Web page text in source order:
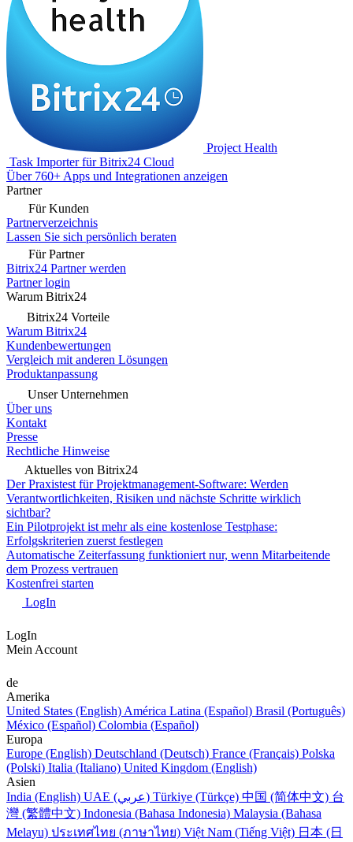
Project Health
Task Importer für Bitrix24 Cloud
Über 760+ Apps und Integrationen anzeigen
Partner
Für Kunden
Partnerverzeichnis
Lassen Sie sich persönlich beraten
Für Partner
Bitrix24 Partner werden
Partner login
Warum Bitrix24
Bitrix24 Vorteile
Warum Bitrix24
Kundenbewertungen
Vergleich mit anderen Lösungen
Produktanpassung
Unser Unternehmen
Über uns
Kontakt
Presse
Rechtliche Hinweise
Aktuelles von Bitrix24
Der Praxistest für Projektmanagement-Software: Werden
Verantwortlichkeiten, Risiken und nächste Schritte wirklich
sichtbar?
Ein Pilotprojekt ist mehr als eine kostenlose Testphase:
Erfolgskriterien zuerst festlegen
Automatische Zeiterfassung funktioniert nur, wenn Mitarbeitende
dem Prozess vertrauen
Kostenfrei starten
LogIn
LogIn
Mein Account
de
Amerika
United States (English) América Latina (Español) Brasil (Português)
México (Español) Colombia (Español)
Europa
Europe (English) Deutschland (Deutsch) France (Français) Polska
(Polski) Italia (Italiano) United Kingdom (English)
Asien
India (English)
UAE (عربي) Türkiye (Türkçe) 中国 (简体中文) 台
灣 (繁體中文) Indonesia (Bahasa Indonesia) Malaysia (Bahasa
Melayu) ประเทศไทย (ภาษาไทย) Việt Nam (Tiếng Việt) 日本 (日